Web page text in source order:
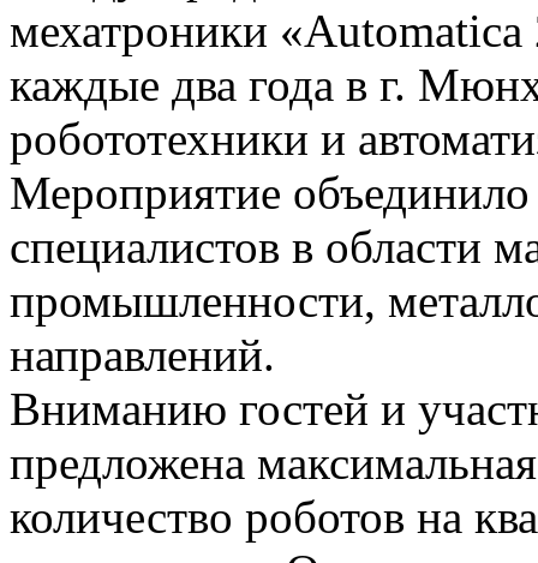
мехатроники
каждые два года в г.
робототехники и
Мероприятие
специалистов в области
промышленности,
направлений.
Вниманию гостей и
предложена
количество роботов на